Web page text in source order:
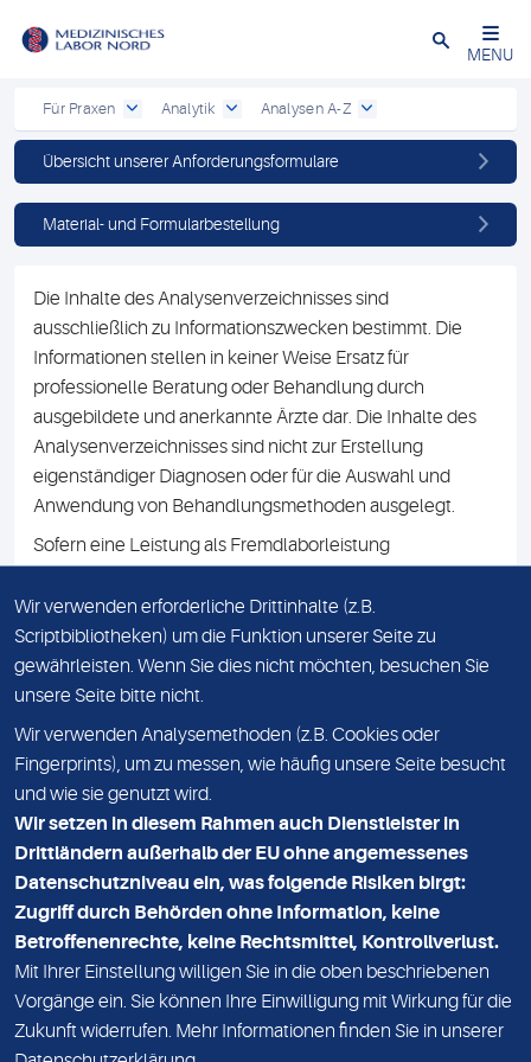
Schließen
MENU
Für Praxen Analytik Analysen A-Z
Übersicht unserer Anforderungsformulare
Material- und Formularbestellung
Die Inhalte des Analysenverzeichnisses sind
ausschließlich zu Informationszwecken bestimmt. Die
Informationen stellen in keiner Weise Ersatz für
professionelle Beratung oder Behandlung durch
ausgebildete und anerkannte Ärzte dar. Die Inhalte des
Analysenverzeichnisses sind nicht zur Erstellung
eigenständiger Diagnosen oder für die Auswahl und
Anwendung von Behandlungsmethoden ausgelegt.
Sofern eine Leistung als Fremdlaborleistung
Namen des Fremdlabors mit. Mit der Beauftragung der
Fremdlaborleistung erklären Sie sich mit dieser
Vereinbarung einverstanden.
DATENSCHUTZ
KONTAKT
NEWSLETTER
ADRESSE
MVZ Medizinisches Labor Nord MLN GmbH
Essener Straße 108
22419 Hamburg
Wir verwenden erforderliche Drittinhalte (z.B.
Scriptbibliotheken) um die Funktion unserer Seite zu
gewährleisten. Wenn Sie dies nicht möchten, besuchen Sie
unsere Seite bitte nicht.
Wir verwenden Analysemethoden (z.B. Cookies oder
Fingerprints), um zu messen, wie häufig unsere Seite besucht
und wie sie genutzt wird.
Wir setzen in diesem Rahmen auch Dienstleister in
Drittländern außerhalb der EU ohne angemessenes
Datenschutzniveau ein, was folgende Risiken birgt:
Zugriff durch Behörden ohne Information, keine
Betroffenenrechte, keine Rechtsmittel, Kontrollverlust.
Mit Ihrer Einstellung willigen Sie in die oben beschriebenen
Vorgänge ein. Sie können Ihre Einwilligung mit Wirkung für die
Zukunft widerrufen. Mehr Informationen finden Sie in unserer